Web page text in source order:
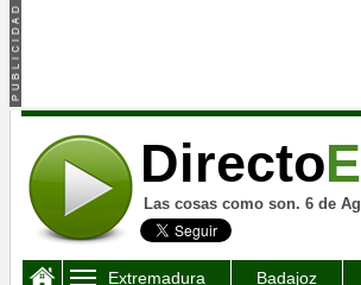
Directo
Las cosas como son. 6 de
Extremadura Badajoz